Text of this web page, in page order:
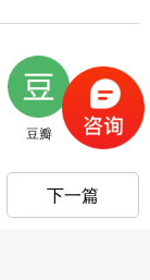
豆瓣
下一篇